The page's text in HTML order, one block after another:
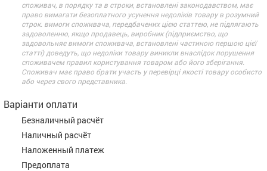
споживач, в порядку та в строки, встановлені законодавством, має
право вимагати безоплатного усунення недоліків товару в розумний
строк. вимоги споживача, передбачених цією статтею, не підлягають
задоволенню, якщо продавець, виробник (підприємство, що
задовольняє вимоги споживача, встановлені частиною першою цієї
статті) доведуть, що недоліки товару виникли внаслідок порушення
споживачем правил користування товаром або його зберігання.
Споживач має право брати участь у перевірці якості товару особисто
або через свого представника.
Варіанти оплати
Безналичный расчёт
Наличный расчёт
Наложенный платеж
Предоплата